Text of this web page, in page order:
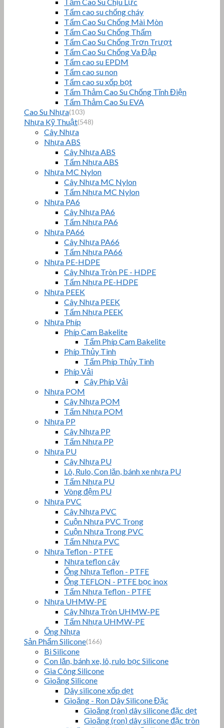
Tấm cao su chống cháy
Tấm Cao Su Chống Mài Mòn
Tấm Cao Su Chống Thấm
Tấm Cao Su Chống Trơn Trượt
Tấm Cao Su Chống Va Đập
Tấm cao su EPDM
Tấm cao su non
Tấm cao su xốp bọt
Tấm Thảm Cao Su Chống Tĩnh Điện
Tấm Thảm Cao Su EVA
Cao Su Nhựa(103)
Nhựa Kỹ Thuật(548)
Cây Nhựa
Nhựa ABS
Cây Nhựa ABS
Tấm Nhựa ABS
Nhựa MC Nylon
Cây Nhựa MC Nylon
Tấm Nhựa MC Nylon
Nhựa PA6
Cây Nhựa PA6
Tấm Nhựa PA6
Nhựa PA66
Cây Nhựa PA66
Tấm Nhựa PA66
Nhựa PE-HDPE
Cây Nhựa Tròn PE - HDPE
Tấm Nhựa PE-HDPE
Nhựa PEEK
Cây Nhựa PEEK
Tấm Nhựa PEEK
Nhựa Phíp
Phíp Cam Bakelite
Tấm Phíp Cam Bakelite
Phíp Thủy Tinh
Tấm Phíp Thủy Tinh
Phíp Vải
Cây Phíp Vải
Nhựa POM
Cây Nhựa POM
Tấm Nhựa POM
Nhựa PP
Cây Nhựa PP
Tấm Nhựa PP
Nhựa PU
Cây Nhựa PU
Lô, Rulo, Con lăn, bánh xe nhựa PU
Tấm Nhựa PU
Vòng đệm PU
Nhựa PVC
Cây Nhựa PVC
Cuộn Nhựa PVC Trong
Cuộn Nhựa Trong PVC
Tấm Nhựa PVC
Nhựa Teflon - PTFE
Nhựa teflon cây
Ống Nhựa Teflon - PTFE
Ống TEFLON - PTFE bọc inox
Tấm Nhựa Teflon - PTFE
Nhựa UHMW-PE
Cây Nhựa Tròn UHMW-PE
Tấm Nhựa UHMW-PE
Ống Nhựa
Sản Phẩm Silicone(166)
Bi Silicone
Con lăn, bánh xe, lô, rulo bọc Silicone
Gia Công Silicone
Gioăng Silicone
Dây silicone xốp dẹt
Gioăng - Ron Dây Silicone Đặc
Gioăng (ron) dây silicone đặc dẹt
Gioăng (ron) dây silicone đặc tròn